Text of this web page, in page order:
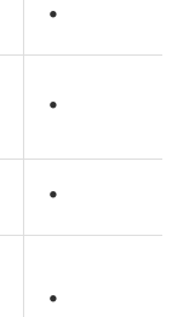
•
•
•
•